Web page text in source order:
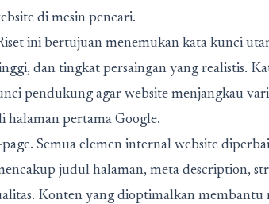
di mesin pencari.
ini bertujuan menemukan kata kunci
dan tingkat persaingan yang realistis.
pendukung agar website menjangkau
pertama Google.
Semua elemen internal website
judul halaman, meta description,
Konten yang dioptimalkan membantu